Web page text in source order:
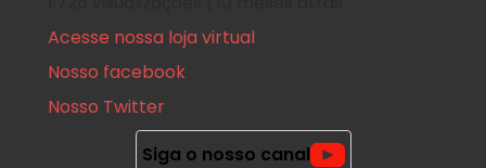
Acesse nossa loja virtual
Nosso facebook
Nosso Twitter
Siga o nosso canal